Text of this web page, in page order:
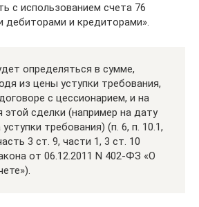
с использованием счета 76
дебиторами и кредиторами».
определяться в сумме,
из цены уступки требования,
с цессионарием, и на
этой сделки (например на дату
требования) (п. 6, п. 10.1,
3 ст. 9, части 1, 3 ст. 10
от 06.12.2011 N 402-ФЗ «О